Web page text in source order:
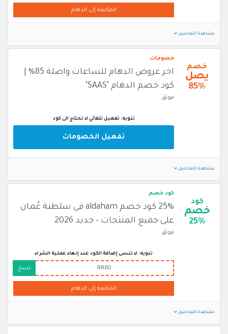
المتابعة إلى الدهام
مشاهدة التفاصيل
خصم
يصل
85%
خصومات
اخر عروض الدهام للساعات واصلة 85% |
كود خصم الدهام "SAAS"
موثق
تنويه: تفعيل تلقائي لا تحتاج الى كود
تفعيل الخصومات
مشاهدة التفاصيل
كود
خصم
25%
كود خصم
25% كود خصم aldaham في سلطنة عُمان
على جميع المنتجات - جديد 2026
موثق
تنويه: لا تنسى إضافة الكود عند إنهاء عملية الشراء
RR80 نسخ
المتابعة إلى الدهام
مشاهدة التفاصيل